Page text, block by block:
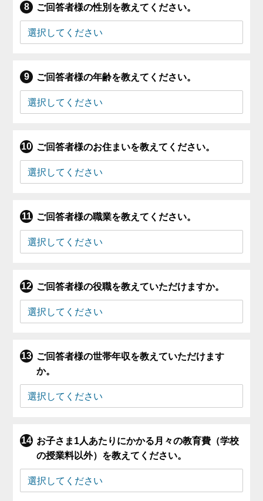
ご回答者様の性別を教えてください。
ご回答者様の年齢を教えてください。
ご回答者様のお住まいを教えてください。
ご回答者様の職業を教えてください。
ご回答者様の役職を教えていただけますか。
ご回答者様の世帯年収を教えていただけます
か。
お子さま1人あたりにかかる月々の教育費（学校
の授業料以外）を教えてください。